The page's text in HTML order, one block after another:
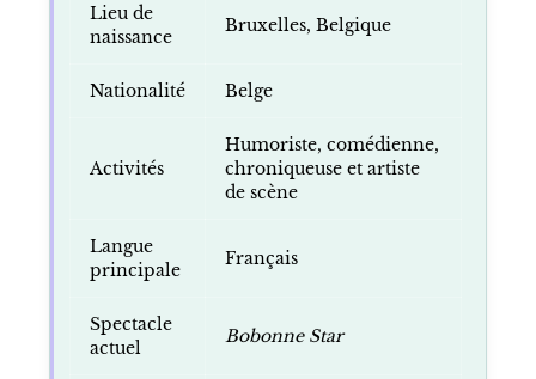
Lieu de
naissance
Bruxelles, Belgique
Nationalité Belge
Activités
Humoriste, comédienne,
chroniqueuse et artiste
de scène
Langue
principale
Français
Spectacle
actuel
Bobonne Star